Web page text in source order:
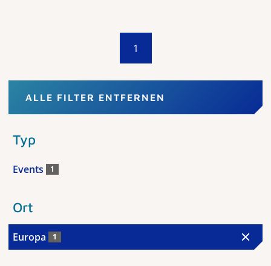
1
ALLE FILTER ENTFERNEN
Typ
Events 1
Ort
Europa 1